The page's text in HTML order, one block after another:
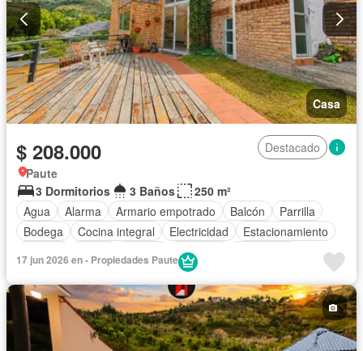
Casa
$ 208.000
Destacado
Paute
3 Dormitorios
3 Baños
250 m²
Agua
Alarma Armario empotrado Balcón
Parrilla
Bodega
Cocina integral Electricidad
Estacionamiento
Conserje
Terraza
Vista panorámica Wifi Parcialmente amoblado
17 jun 2026 en - Propiedades Paute